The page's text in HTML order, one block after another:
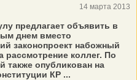
14 марта 2013
предлагает объявить в
днем вместо
законопроект набожный
коллег. По
также опубликован на
КР ...